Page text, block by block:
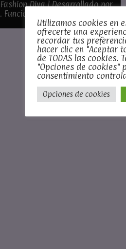
Fashion Diva | Desarrollado por
. Funciona con
Utilizamos cookies en
ofrecerte una
recordar tus
hacer clic en "Aceptar
de TODAS las cookies.
"Opciones de cookies"
consentimiento
Opciones de cookies